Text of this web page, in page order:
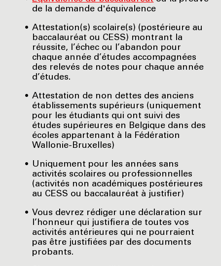
de la demande d'équivalence
Attestation(s) scolaire(s) (postérieure au
baccalauréat ou CESS) montrant la
réussite, l’échec ou l’abandon pour
chaque année d’études accompagnées
des relevés de notes pour chaque année
d’études.
Attestation de non dettes des anciens
établissements supérieurs (uniquement
pour les étudiants qui ont suivi des
études supérieures en Belgique dans des
écoles appartenant à la Fédération
Wallonie-Bruxelles)
Uniquement pour les années sans
activités scolaires ou professionnelles
(activités non académiques postérieures
au CESS ou baccalauréat à justifier)
Vous devrez rédiger une déclaration sur
l’honneur qui justifiera de toutes vos
activités antérieures qui ne pourraient
pas être justifiées par des documents
probants.